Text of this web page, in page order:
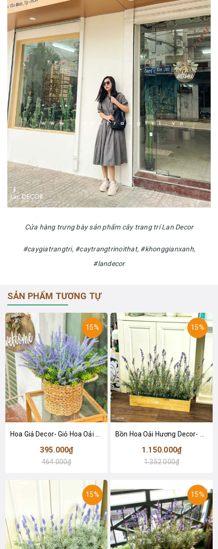
Cửa hàng trưng bày sản phẩm cây trang trí Lan Decor
#caygiatrangtri, #caytrangtrinoithat, #khonggianxanh,
#landecor
SẢN PHẨM TƯƠNG TỰ
15%
Hoa Giả Decor- Giỏ Hoa Oải Hương Để Bàn, Trang Trí Kệ Tủ - CC1141
395.000₫
464.000₫
15%
Bồn Hoa Oải Hương Decor- Tiểu Cảnh Hoa Oải Hương Thiết Kế Không Gian (75X30X55CM)- BC185
1.150.000₫
1.352.000₫
15% 15%